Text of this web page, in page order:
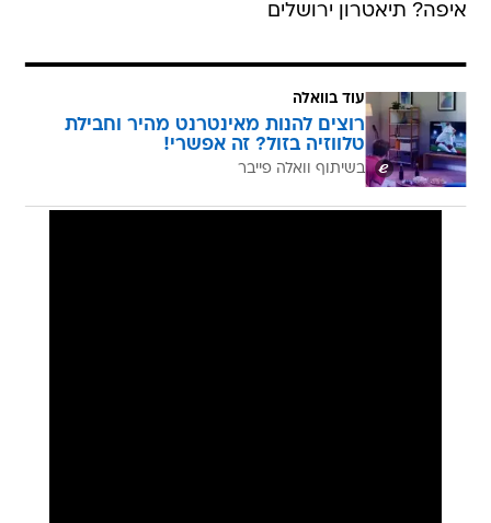
איפה? תיאטרון ירושלים
עוד בוואלה
רוצים להנות מאינטרנט מהיר וחבילת
טלווזיה בזול? זה אפשרי!
בשיתוף וואלה פייבר